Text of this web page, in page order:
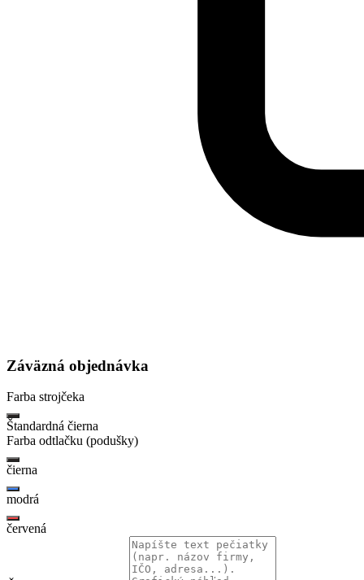
Záväzná objednávka
Farba strojčeka
Štandardná čierna
Farba odtlačku (podušky)
čierna
modrá
červená